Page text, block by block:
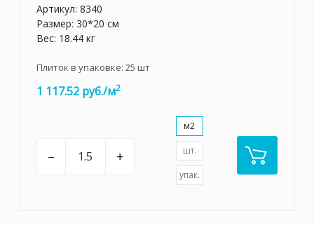
Артикул: 8340
Размер: 30*20 см
Вес: 18.44 кг
Плиток в упаковке: 25 шт
1 117.52 руб./м2
– +
м2
шт.
упак.